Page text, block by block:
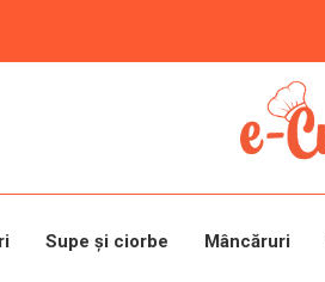
Supe și ciorbe Mâncăruri